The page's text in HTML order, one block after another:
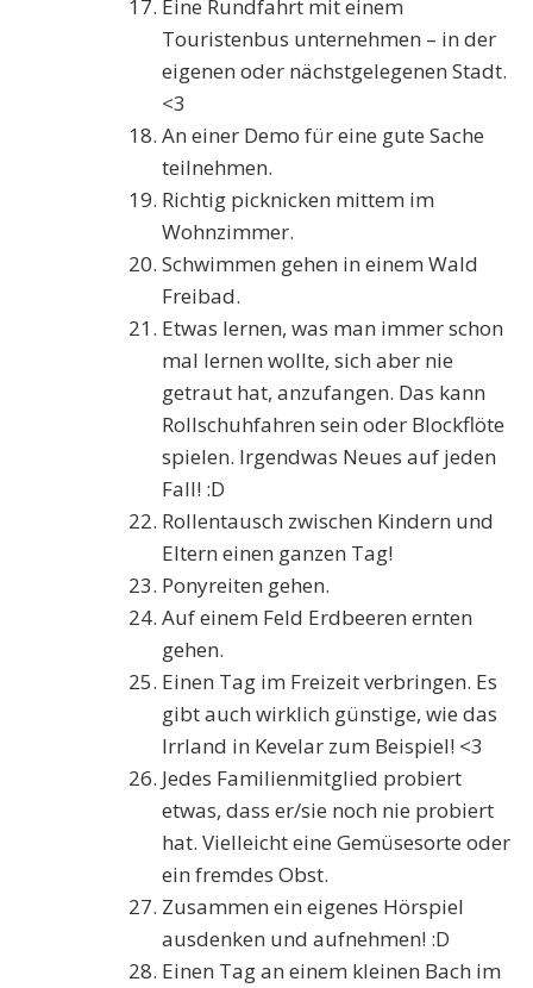
Eine Rundfahrt mit einem
Touristenbus unternehmen – in der
eigenen oder nächstgelegenen Stadt.
<3
An einer Demo für eine gute Sache
teilnehmen.
Richtig picknicken mittem im
Wohnzimmer.
Schwimmen gehen in einem Wald
Freibad.
Etwas lernen, was man immer schon
mal lernen wollte, sich aber nie
getraut hat, anzufangen. Das kann
Rollschuhfahren sein oder Blockflöte
spielen. Irgendwas Neues auf jeden
Fall! :D
Rollentausch zwischen Kindern und
Eltern einen ganzen Tag!
Ponyreiten gehen.
Auf einem Feld Erdbeeren ernten
gehen.
Einen Tag im Freizeit verbringen. Es
gibt auch wirklich günstige, wie das
Irrland in Kevelar zum Beispiel! <3
Jedes Familienmitglied probiert
etwas, dass er/sie noch nie probiert
hat. Vielleicht eine Gemüsesorte oder
ein fremdes Obst.
Zusammen ein eigenes Hörspiel
ausdenken und aufnehmen! :D
Einen Tag an einem kleinen Bach im